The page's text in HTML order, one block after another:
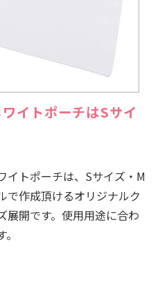
イトポーチはSサイ
イトポーチは、Sサイズ・M
で作成頂けるオリジナルク
展開です。使用用途に合わ